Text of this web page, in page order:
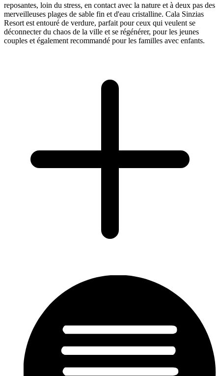
reposantes, loin du stress, en contact avec la nature et à deux pas des
merveilleuses plages de sable fin et d'eau cristalline. Cala Sinzias
Resort est entouré de verdure, parfait pour ceux qui veulent se
déconnecter du chaos de la ville et se régénérer, pour les jeunes
couples et également recommandé pour les familles avec enfants.